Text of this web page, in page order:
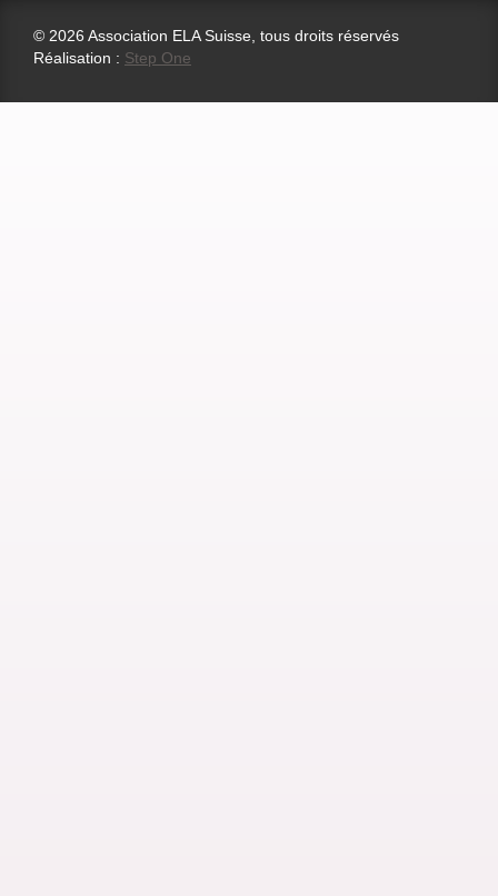
© 2026 Association ELA Suisse, tous droits réservés
Réalisation : Step One